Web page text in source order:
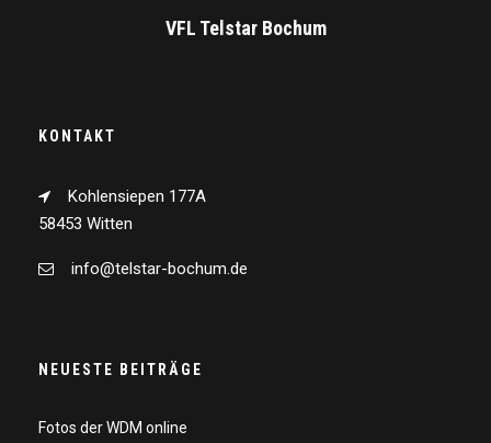
VFL Telstar Bochum
KONTAKT
Kohlensiepen 177A
58453 Witten
info@telstar-bochum.de
NEUESTE BEITRÄGE
Fotos der WDM online